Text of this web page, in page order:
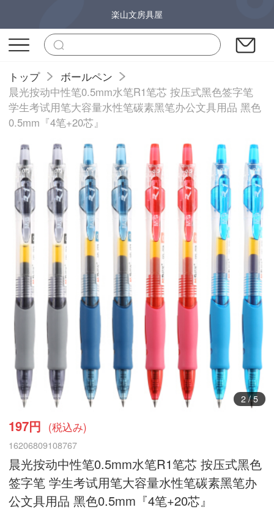
楽山文房具屋
トップ
ボールペン
晨光按动中性笔0.5mm水笔R1笔芯 按压式黑色签字笔
学生考试用笔大容量水性笔碳素黑笔办公文具用品 黑色
0.5mm『4笔+20芯』
3/5
197円 (税込み)
16206809108767
晨光按动中性笔0.5mm水笔R1笔芯 按压式黑色
签字笔 学生考试用笔大容量水性笔碳素黑笔办
公文具用品 黑色0.5mm『4笔+20芯』